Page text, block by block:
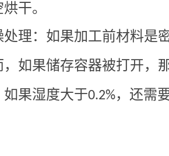
干。
处理：如果加工前材料是
，如果储存容器被打开，
如果湿度大于0.2%，还需